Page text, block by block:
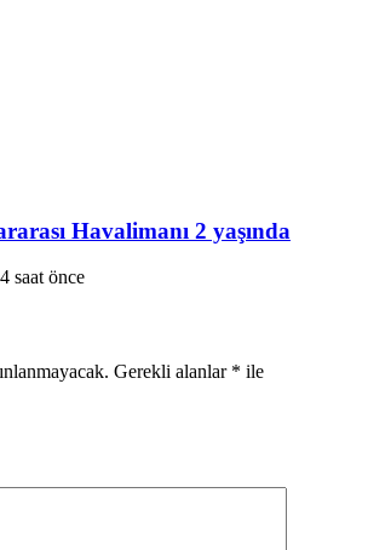
Havalimanı 2 yaşında
saat önce
Gerekli alanlar * ile